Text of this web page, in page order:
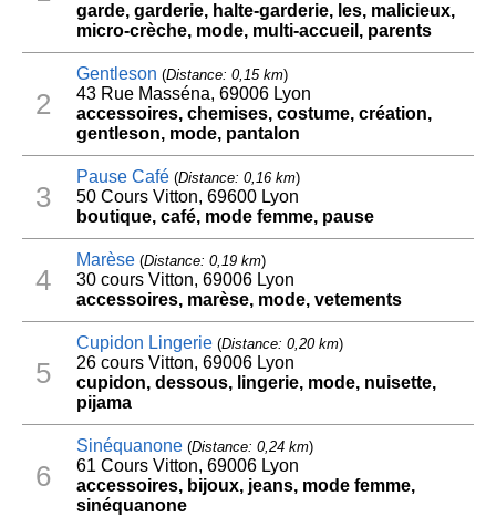
garde, garderie, halte-garderie, les, malicieux,
micro-crèche, mode, multi-accueil, parents
2
Gentleson (Distance: 0,15 km)
43 Rue Masséna, 69006 Lyon
accessoires, chemises, costume, création,
gentleson, mode, pantalon
3
Pause Café(Distance: 0,16 km)
50 Cours Vitton, 69600 Lyon
boutique, café, mode femme, pause
4
Marèse(Distance: 0,19 km)
30 cours Vitton, 69006 Lyon
accessoires, marèse, mode, vetements
5
Cupidon Lingerie(Distance: 0,20 km)
26 cours Vitton, 69006 Lyon
cupidon, dessous, lingerie, mode, nuisette,
pijama
6
Sinéquanone(Distance: 0,24 km)
61 Cours Vitton, 69006 Lyon
accessoires, bijoux, jeans, mode femme,
sinéquanone